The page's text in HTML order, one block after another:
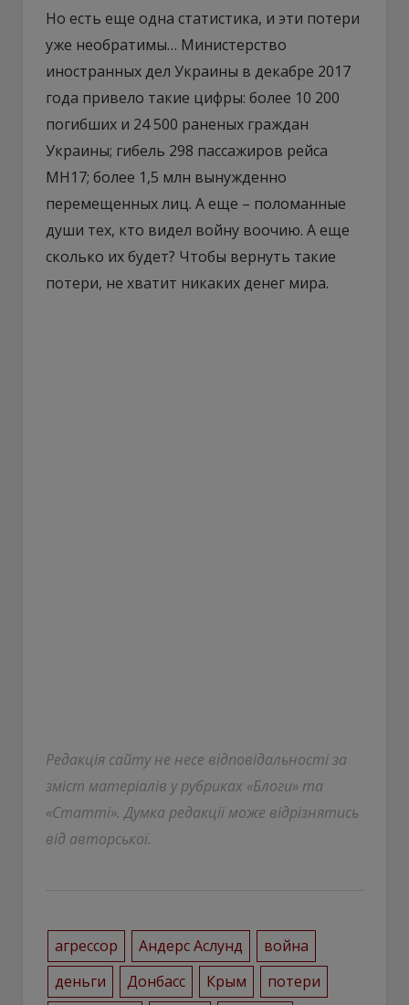
Но есть еще одна статистика, и эти потери
уже необратимы… Министерство
иностранных дел Украины в декабре 2017
года привело такие цифры: более 10 200
погибших и 24 500 раненых граждан
Украины; гибель 298 пассажиров рейса
MH17; более 1,5 млн вынужденно
перемещенных лиц. А еще – поломанные
души тех, кто видел войну воочию. А еще
сколько их будет? Чтобы вернуть такие
потери, не хватит никаких денег мира.
Редакція сайту не несе відповідальності за
зміст матеріалів у рубриках «Блоги» та
«Статті». Думка редакції може відрізнятись
від авторської.
агрессор Андерс Аслунд
война
деньги
Донбасс Крым
потери